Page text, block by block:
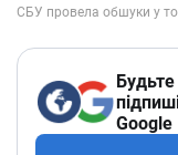
Google